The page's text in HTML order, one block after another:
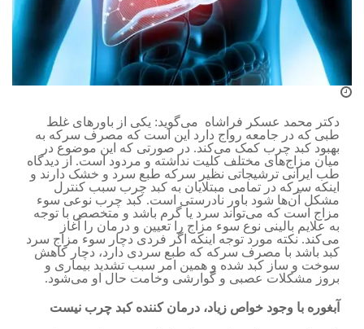
دکتر محمد عسکر فراشاه می‌گوید: یکی از باورهای غلط
طبی که در جامعه رواج دارد این است که مصرف سرکه به
بهبود کبد چرب کمک می‌کند. در صورتی که این موضوع در
میان مزاج‌های مختلف کلیت نداشته و مردود است. از دیدگاه
طب ایرانی ترشیجاتی نظیر سرکه طبع سرد و خشک دارند و
اینکه سرکه در تمامی مبتلایان به کبد چرب سبب کنترل
مشکل آن‌ها شود باور نادرستی است. کبد چرب نوعی سوء
مزاج است که می‌تواند سرد یا گرم باشد و متخصص با توجه
به علایم بالینی نوع سوء مزاج را تعیین و درمان را آغاز
می‌کند. نکته مورد توجه اینکه اگر فردی دچار سوء مزاج سرد
کبد باشد با مصرف سرکه که طبع سردی دارد، دچار کاهش
سوخت و ساز کبد شده و همین امر سبب تشدید بیماری و
بروز مشکلات عصبی و گوارشی وخامت حال او می‌شود.
آبغوره با وجود خواص زیاد، درمان کننده کبد چرب نیست